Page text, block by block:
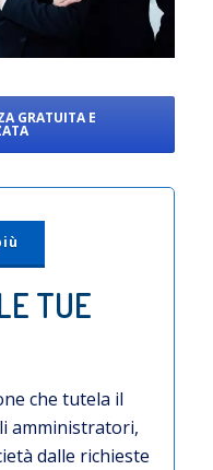
GRATUITA E
TUE
che tutela il
amministratori,
dalle richieste